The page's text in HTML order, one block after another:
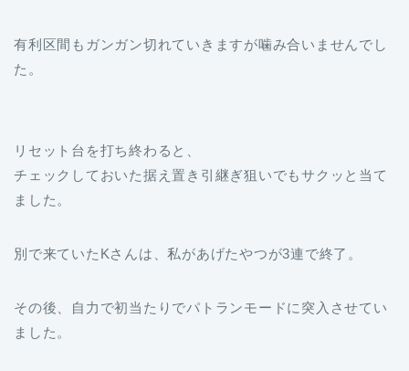
有利区間もガンガン切れていきますが噛み合いませんでし
た。
リセット台を打ち終わると、
チェックしておいた据え置き引継ぎ狙いでもサクッと当て
ました。
別で来ていたKさんは、私があげたやつが3連で終了。
その後、自力で初当たりでパトランモードに突入させてい
ました。